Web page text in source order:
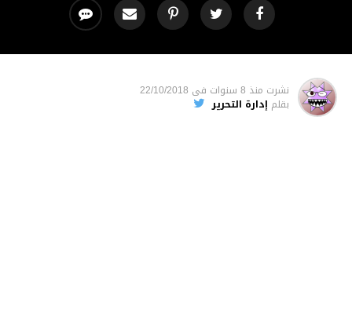
نشرت منذ 8 سنوات فى 22/10/2018
بقلم إدارة التحرير